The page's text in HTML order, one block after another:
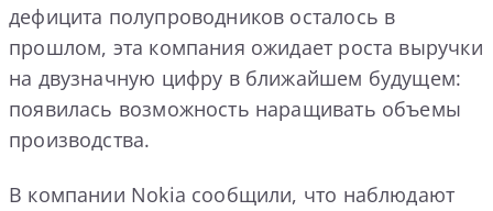
дефицита полупроводников осталось в
прошлом, эта компания ожидает роста выручки
на двузначную цифру в ближайшем будущем:
появилась возможность наращивать объемы
производства.
В компании Nokia сообщили, что наблюдают